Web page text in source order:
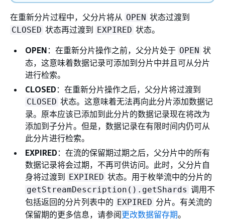
在重新分片过程中，父分片将从 OPEN 状态过渡到
CLOSED 状态再过渡到 EXPIRED 状态。
OPEN ：在重新分片操作之前，父分片处于 OPEN 状
态，这意味着数据记录可添加到分片中并且可从分片
进行检索。
CLOSED ：在重新分片操作之后，父分片将过渡到
CLOSED 状态。这意味着无法再向此分片添加数据记
录。原本应该已添加到此分片的数据记录现在将改为
添加到子分片。但是，数据记录在有限时间内仍可从
此分片进行检索。
EXPIRED ：在流的保留期过期之后，父分片中的所有
数据记录将会过期，不再可供访问。此时，父分片自
身将过渡到
EXPIRED 状态。用于枚举流中的分片的
getStreamDescription().getShards 调用不
包括返回的分片列表中的 EXPIRED 分片。有关流的
保留期的更多信息，请参阅更改数据留存期。